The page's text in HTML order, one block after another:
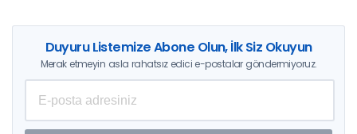
Duyuru Listemize Abone Olun, İlk Siz Okuyun
Merak etmeyin asla rahatsız edici e-postalar göndermiyoruz.